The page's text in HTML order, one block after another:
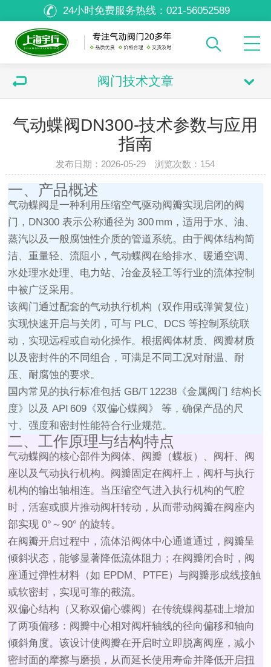
24小时免费服务热线： 021-56052589
阀门技术文章
气动蝶阀DN300-技术参数与应用
指南
发布日期：2026-05-29 浏览次数： 154
一、产品概述
气动蝶阀是一种利用压缩空气驱动阀瓣实现启闭的阀
门，DN300 表示公称通径为 300 mm，适用于水、油、
蒸汽以及一般腐蚀性介质的管道系统。由于阀体结构简
洁、重量轻、流阻小，气动蝶阀在给排水、暖通空调、
水处理水处理、电力站、冶金及轻工等行业的流体控制
中被广泛采用。
该阀门通过配套的气动执行机构（双作用或弹簧复位）
实现快速开启与关闭，可与 PLC、DCS 等控制系统联
动，实现远程或自动化操作。根据阀体材质、阀瓣材质
以及密封件的不同组合，可满足不同工况对耐温、耐
压、耐腐蚀的要求。
国内常见的执行标准包括 GB/T 12238《金属阀门 结构长
度》以及 API 609《双偏心蝶阀》 等，确保产品的尺
寸、强度和密封性能符合行业规范。
二、工作原理与结构特点
气动蝶阀的核心部件为阀体、阀瓣（蝶板）、阀杆、阀
座以及气动执行机构。阀瓣固定在阀杆上，阀杆与执行
机构的输出轴相连。当压缩空气进入执行机构的气腔
时，活塞或膜片推动阀杆转动，从而带动阀瓣在阀座内
部实现 0°～90° 的旋转。
在阀瓣开启过程中，流体沿阀体中心通道通过，阀瓣呈
倾斜状态，能够显著降低流体阻力；在阀瓣闭合时，阀
座通过弹性材料（如 EPDM、PTFE）与阀瓣形成线接触
或软密封，实现可靠的截流。
双偏心结构（又称双偏心蝶阀）在传统蝶阀基础上增加
了两项偏移：阀瓣中心相对阀杆轴线的径向偏移和轴向
倾斜角度。该设计使阀瓣在开启时立即脱离阀座，减小
密封面的摩擦与磨损，从而延长使用寿命并降低开启扭